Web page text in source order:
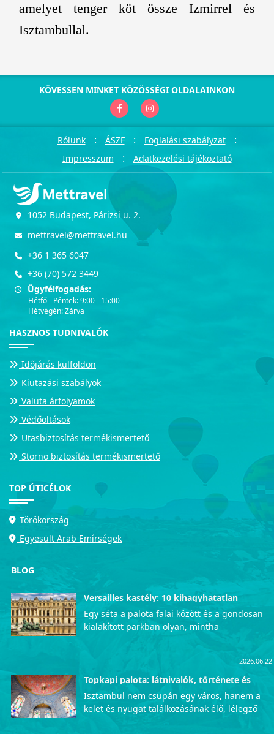
amelyet tenger köt össze Izmirrel és
Isztambullal.
KÖVESSEN MINKET KÖZÖSSÉGI OLDALAINKON
Rólunk : ÁSZF : Foglalási szabályzat :
Impresszum : Adatkezelési tájékoztató
1052 Budapest, Párizsi u. 2.
mettravel@mettravel.hu
+36 1 365 6047
+36 (70) 572 3449
Ügyfélfogadás:
Hétfő - Péntek: 9:00 - 15:00
Hétvégén: Zárva
HASZNOS TUDNIVALÓK
Időjárás külföldön
Kiutazási szabályok
Valuta árfolyamok
Védőoltások
Utasbiztosítás termékismertető
Storno biztosítás termékismertető
TOP ÚTICÉLOK
Törökország
Egyesült Arab Emírségek
BLOG
Versailles kastély: 10 kihagyhatatlan
látnivaló
Egy séta a palota falai között és a gondosan
kialakított parkban olyan, mintha
francia udvar fényűző mindennapjaiba. Azok
számára, akik szeretnék személyesen is
megtapasztalni ezt az uralkodói pompát, a
lenyűgöző Versailles-i kastély garantáltan
életre szóló, mély kulturális élményekkel
ajándékozza meg a látogatókat. Íme a
2026.06.22
Topkapi palota: látnivalók, története és
érdekességek
Isztambul nem csupán egy város, hanem a
kelet és nyugat találkozásának élő, lélegző